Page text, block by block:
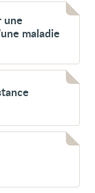
une
maladie